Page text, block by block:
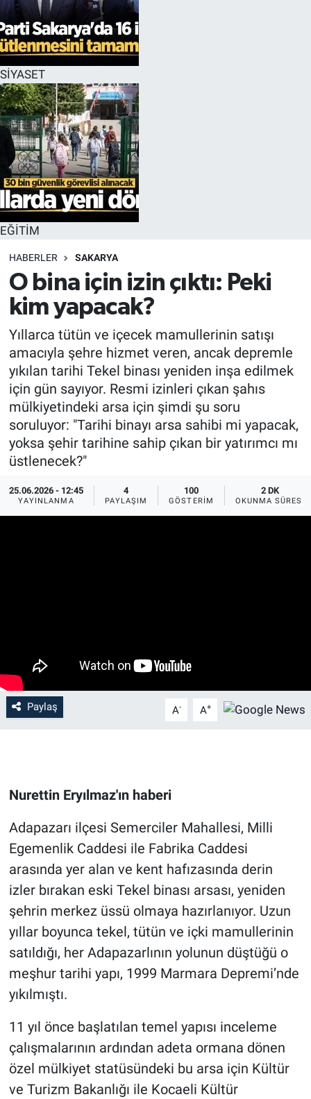
SİYASET
EĞİTİM
HABERLER SAKARYA
O bina için izin çıktı: Peki
kim yapacak?
Yıllarca tütün ve içecek mamullerinin satışı
amacıyla şehre hizmet veren, ancak depremle
yıkılan tarihi Tekel binası yeniden inşa edilmek
için gün sayıyor. Resmi izinleri çıkan şahıs
mülkiyetindeki arsa için şimdi şu soru
soruluyor: "Tarihi binayı arsa sahibi mi yapacak,
yoksa şehir tarihine sahip çıkan bir yatırımcı mı
üstlenecek?"
25.06.2026 - 12:45
YAYINLANMA
4
PAYLAŞIM
100
GÖSTERIM
2 DK
OKUNMA SÜRESI
Paylaş A- A+
Nurettin Eryılmaz'ın haberi
Adapazarı ilçesi Semerciler Mahallesi, Milli
Egemenlik Caddesi ile Fabrika Caddesi
arasında yer alan ve kent hafızasında derin
izler bırakan eski Tekel binası arsası, yeniden
şehrin merkez üssü olmaya hazırlanıyor. Uzun
yıllar boyunca tekel, tütün ve içki mamullerinin
satıldığı, her Adapazarlının yolunun düştüğü o
meşhur tarihi yapı, 1999 Marmara Depremi’nde
yıkılmıştı.
11 yıl önce başlatılan temel yapısı inceleme
çalışmalarının ardından adeta ormana dönen
özel mülkiyet statüsündeki bu arsa için Kültür
ve Turizm Bakanlığı ile Kocaeli Kültür
EĞİTİM
ÖZEL HABER
HALK54 PANORAMA